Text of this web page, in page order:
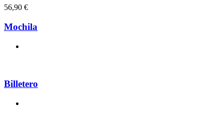
56,90 €
Mochila
Billetero